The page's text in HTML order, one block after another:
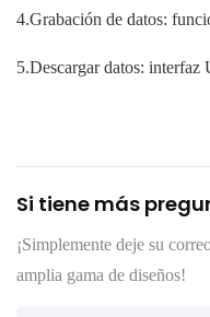
4.Grabación de datos:
5.Descargar datos: interfaz
Si tiene más
¡Simplemente deje su
amplia gama de diseños!